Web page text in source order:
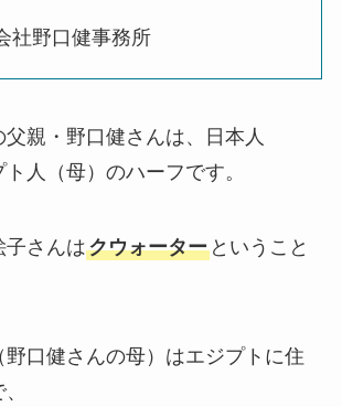
社野口健事務所
親・野口健さんは、日本人
ト人（母）のハーフです。
子さんはクウォーターということ
野口健さんの母）はエジプトに住